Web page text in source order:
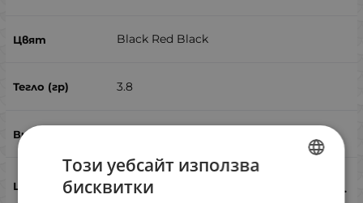
Black Red Black
3.8
лв.
Този уебсайт използва
бисквитки